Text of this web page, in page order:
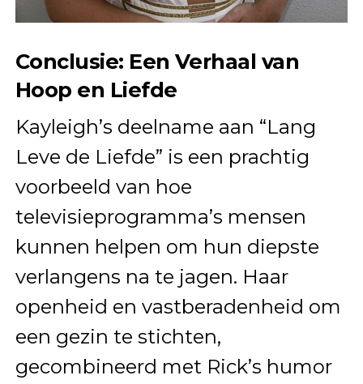
Conclusie: Een Verhaal van
Hoop en Liefde
Kayleigh’s deelname aan “Lang
Leve de Liefde” is een prachtig
voorbeeld van hoe
televisieprogramma’s mensen
kunnen helpen om hun diepste
verlangens na te jagen. Haar
openheid en vastberadenheid om
een gezin te stichten,
gecombineerd met Rick’s humor